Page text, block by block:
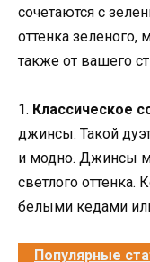
сочетаются с
оттенка зеленого,
также от вашего
1. Классическое
джинсы. Такой
и модно. Джинсы
светлого
белыми кедами
Популярные